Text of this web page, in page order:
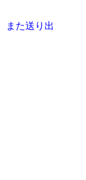
また送り出